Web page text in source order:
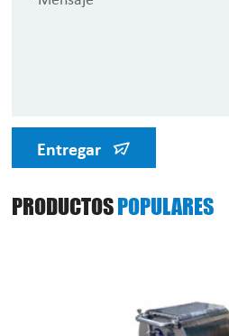
Entregar
PRODUCTOSPOPULARES